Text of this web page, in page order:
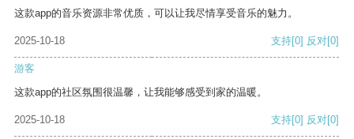
这款app的音乐资源非常优质，可以让我尽情享受音乐的魅力。
2025-10-18 支持[0] 反对[0]
游客
这款app的社区氛围很温馨，让我能够感受到家的温暖。
2025-10-18 支持[0] 反对[0]